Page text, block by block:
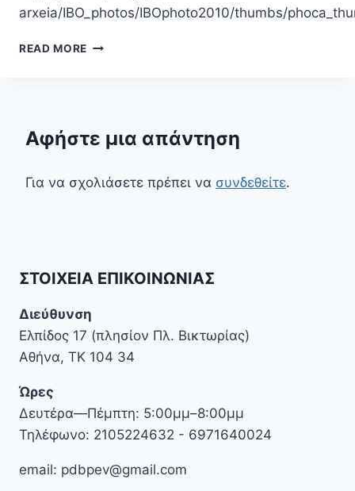
arxeia/IBO_photos/IBOphoto2010/thumbs/
READ MORE IBO
Αφήστε μια απάντηση
Για να σχολιάσετε πρέπει να συνδεθείτε.
ΣΤΟΙΧΕΊΑ ΕΠΙΚΟΙΝΩΝΊΑΣ
Διεύθυνση
Ελπίδος 17 (πλησίον Πλ. Βικτωρίας)
Αθήνα, ΤΚ 104 34
Ώρες
Δευτέρα—Πέμπτη: 5:00μμ–8:00μμ
Τηλέφωνο: 2105224632 - 6971640024
email: pdbpev@gmail.com